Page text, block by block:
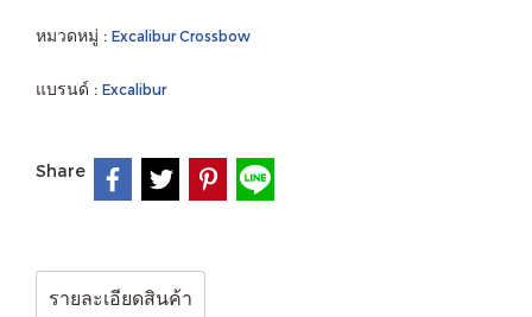
หมวดหมู่ : Excalibur Crossbow
แบรนด์ : Excalibur
Share
รายละเอียดสินค้า